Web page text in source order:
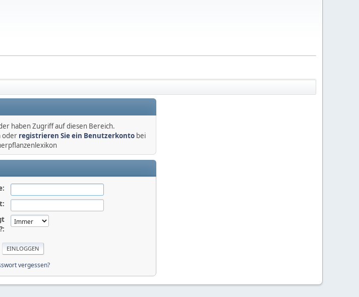
haben Zugriff auf diesen Bereich.
oder registrieren Sie ein Benutzerkontobei
vergessen?